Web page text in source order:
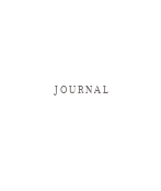
JOURNAL